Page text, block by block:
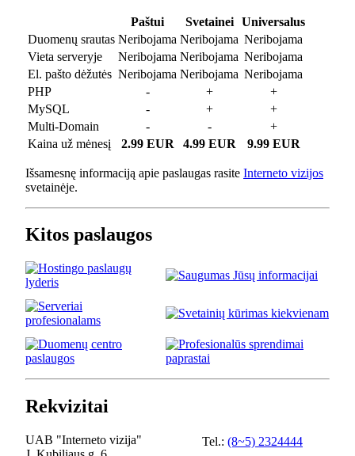
Paštui Svetainei
Universalus
Duomenų srautas Neribojama Neribojama Neribojama
Vieta serveryje
Neribojama Neribojama Neribojama
El. pašto dėžutės Neribojama Neribojama Neribojama
PHP
- +
+
MySQL
- +
+
Multi-Domain
- -
+
Kaina už mėnesį
2.99 EUR 4.99 EUR 9.99 EUR
Išsamesnę informaciją apie paslaugas rasite Interneto vizijos
svetainėje.
Kitos paslaugos
Rekvizitai
UAB "Interneto vizija"
Tel.: (8~5) 2324444